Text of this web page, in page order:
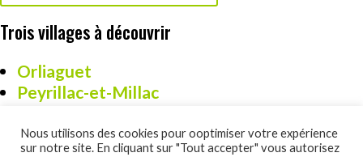
Trois villages à découvrir
Orliaguet
Peyrillac-et-Millac
Nous utilisons des cookies pour ooptimiser votre expérience
sur notre site. En cliquant sur "Tout accepter" vous autorisez